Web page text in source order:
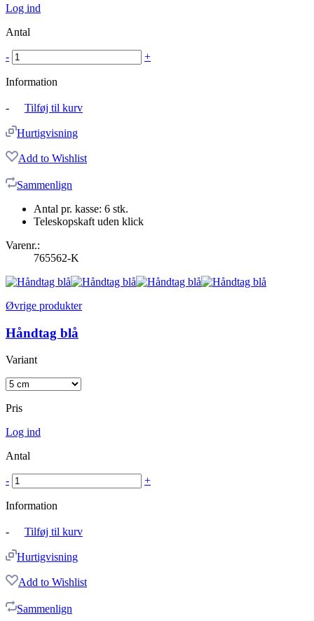
Log ind
Antal
- +
Information
- Tilføj til kurv
Hurtigvisning
Add to Wishlist
Sammenlign
Antal pr. kasse: 6 stk.
Teleskopskaft uden klick
Varenr.:
765562-K
Øvrige produkter
Håndtag blå
Variant
Pris
Log ind
Antal
- +
Information
- Tilføj til kurv
Hurtigvisning
Add to Wishlist
Sammenlign